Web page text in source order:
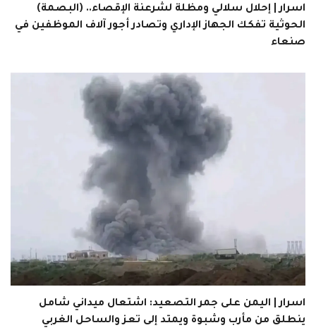
اسرار | إحلال سلالي ومظلة لشرعنة الإقصاء.. (البصمة)
الحوثية تفكك الجهاز الإداري وتصادر أجور آلاف الموظفين في
صنعاء
اسرار | اليمن على جمر التصعيد: اشتعال ميداني شامل
ينطلق من مأرب وشبوة ويمتد إلى تعز والساحل الغربي